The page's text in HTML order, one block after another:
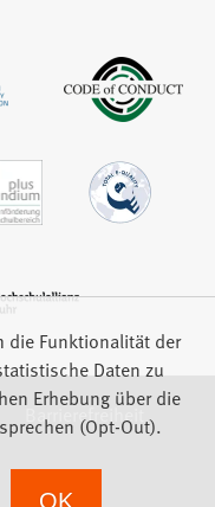
Barrierefreiheit
die Funktionalität der
Daten zu
Erhebung über die
(Opt-Out).
OK